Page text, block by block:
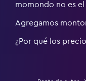
momondo no es
Agregamos
¿Por qué los